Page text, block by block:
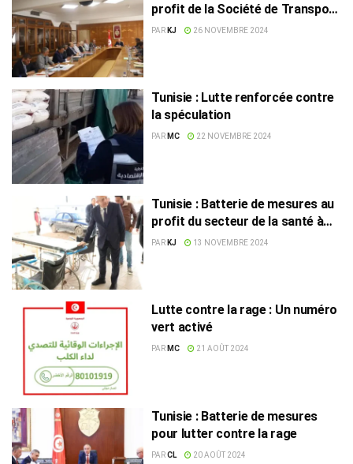
profit de la Société de Transport
du Sahel
PAR KJ 26 NOVEMBRE 2024
Tunisie : Lutte renforcée contre
la spéculation
PAR MC 22 NOVEMBRE 2024
Tunisie : Batterie de mesures au
profit du secteur de la santé à
Sfax
PAR KJ 13 NOVEMBRE 2024
Lutte contre la rage : Un numéro
vert activé
PAR MC 21 AOÛT 2024
Tunisie : Batterie de mesures
pour lutter contre la rage
PARCL 20 AOÛT 2024